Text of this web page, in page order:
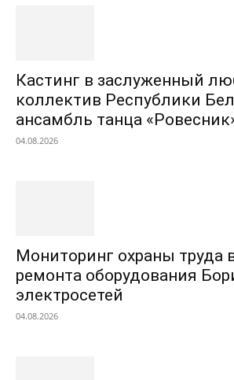
Кастинг в заслуженный
коллектив Республики
ансамбль танца
04.08.2026
Мониторинг охраны труда
ремонта оборудования
электросетей
04.08.2026